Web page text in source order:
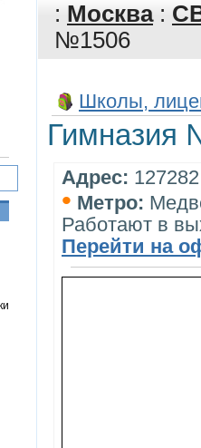
: Москва:
№1506
Школы,
Гимназия
Адрес:
• Метро:
Работают в
Перейти на